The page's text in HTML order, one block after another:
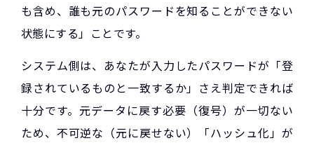
も含め、誰も元のパスワードを知ることができない
状態にする」ことです。
システム側は、あなたが入力したパスワードが「登
録されているものと一致するか」さえ判定できれば
十分です。元データに戻す必要（復号）が一切ない
ため、不可逆な（元に戻せない）「ハッシュ化」が